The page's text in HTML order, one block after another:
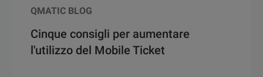
QMATIC BLOG
Cinque consigli per aumentare
l'utilizzo del Mobile Ticket